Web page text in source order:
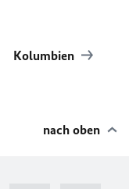
Kolumbien
nach oben